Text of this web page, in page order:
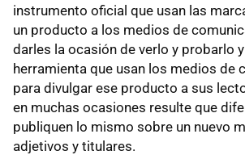
instrumento oficial que usan las
un producto a los medios de
darles la ocasión de verlo y probarlo
herramienta que usan los medios de
para divulgar ese producto a sus
en muchas ocasiones resulte que
publiquen lo mismo sobre un nuevo
adjetivos y titulares.